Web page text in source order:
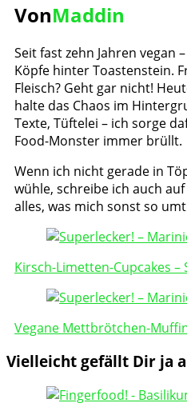
VonMaddin
Seit fast zehn Jahren vegan
Köpfe hinter Toastenstein.
Fleisch? Geht gar nicht!
halte das Chaos im
Texte, Tüftelei – ich sorge
Food-Monster immer brüllt.
Wenn ich nicht gerade in
wühle, schreibe ich auch
alles, was mich sonst so
Post
Navigation
Kirsch-Limetten-Cupcakes –
Vegane Mettbrötchen-
Vielleicht gefällt Dir ja